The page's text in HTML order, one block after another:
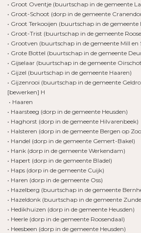
• Groot Oventje (buurtschap in de gemeente
• Groot-Schoot (dorp in de gemeente
• Groot Terkooijen (buurtschap in de gemeente
• Groot-Trist (buurtschap in de gemeente
• Grootven (buurtschap in de gemeente Mill en
• Grote Bottel (buurtschap in de gemeente
• Gijselaar (buurtschap in de gemeente
• Gijzel (buurtschap in de gemeente Haaren)
• Gijzenrooi (buurtschap in de gemeente
[bewerken] H
• Haaren
• Haarsteeg (dorp in de gemeente Heusden)
• Haghorst (dorp in de gemeente Hilvarenbeek)
• Halsteren (dorp in de gemeente Bergen op
• Handel (dorp in de gemeente Gemert-Bakel)
• Hank (dorp in de gemeente Werkendam)
• Hapert (dorp in de gemeente Bladel)
• Haps (dorp in de gemeente Cuijk)
• Haren (dorp in de gemeente Oss)
• Hazelberg (buurtschap in de gemeente
• Hazeldonk (buurtschap in de gemeente
• Hedikhuizen (dorp in de gemeente Heusden)
• Heerle (dorp in de gemeente Roosendaal)
• Heesbeen (dorp in de gemeente Heusden)